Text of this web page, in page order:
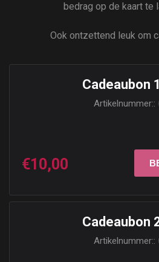
bedrag op de kaart te
Ook ontzettend leuk om
Cadeaubon
Artikelnummer::
€10,00
Cadeaubon
Artikelnummer::